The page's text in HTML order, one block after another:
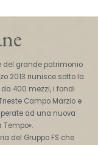
del grande patrimonio
2013 riunisce sotto la
400 mezzi, i fondi
Campo Marzio e
ad una nuova
del Gruppo FS che